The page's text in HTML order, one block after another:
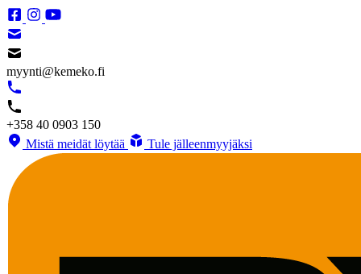
myynti@kemeko.fi
+358 40 0903 150
Mistä meidät löytää
Tule jälleenmyyjäksi